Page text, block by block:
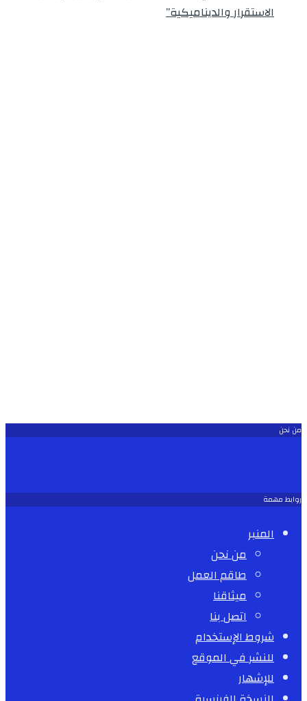
الاستقرار والديناميكية”
من نحن
روابط مهمة
المنبر
من نحن
طاقم العمل
ميثاقنا
اتصل بنا
شروط الإستخدام
للنشر في الموقع
للإشهار